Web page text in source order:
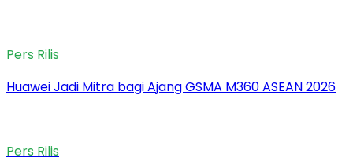
Pers Rilis
Huawei Jadi Mitra bagi Ajang GSMA M360 ASEAN 2026
Pers Rilis